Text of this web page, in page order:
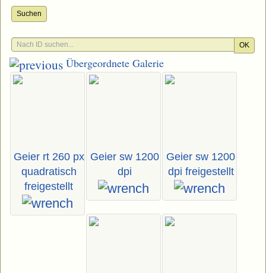
Suchen
OK
Übergeordnete Galerie
Geier rt 260 px
quadratisch
freigestellt
Geier sw 1200
dpi
Geier sw 1200
dpi freigestellt